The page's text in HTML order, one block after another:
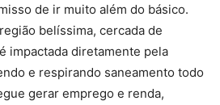
de ir muito além do básico.
belíssima, cercada de
impactada diretamente pela
e respirando saneamento todo
gerar emprego e renda,